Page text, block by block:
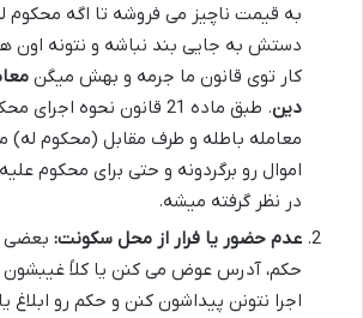
به قیمت ناچیز می فروشه تا اگه محکوم
دستش به جایی بند نباشه و نتونه اون
کار توی قانون ما جرمه و بهش میگن
دین
. طبق ماده 21 قانون نحوه
معامله باطله و طرف مقابل (محکوم له)
اموال رو برگردونه و حتی برای محکوم
در نظر گرفته میشه.
عدم حضور یا فرار از محل سکونت: بعضی
حکم، آدرس عوض می کنن یا کلاً غیبشون
اجرا نتونن پیداشون کنن و حکم رو ابلاغ